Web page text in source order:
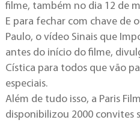
filme, também no dia 12 de
E para fechar com chave de
Paulo, o vídeo Sinais que
antes do início do filme,
Cística para todos que vão
especiais.
Além de tudo isso, a Paris
disponibilizou 2000 convites